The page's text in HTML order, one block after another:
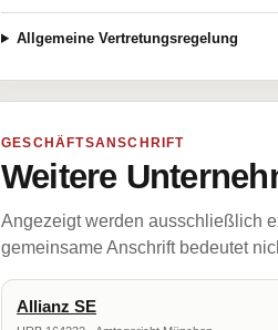
Allgemeine Vertretungsregelung
GESCHÄFTSANSCHRIFT
Weitere
Angezeigt werden ausschließlich
gemeinsame Anschrift bedeutet
Allianz SE